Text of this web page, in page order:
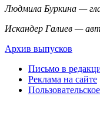
Людмила Буркина —
Искандер Галиев —
Архив выпусков
Письмо в
Реклама на сайте